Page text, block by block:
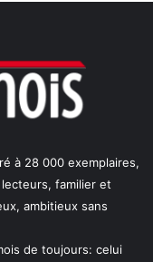
à 28 000 exemplaires,
familier et
ambitieux sans
de toujours: celui